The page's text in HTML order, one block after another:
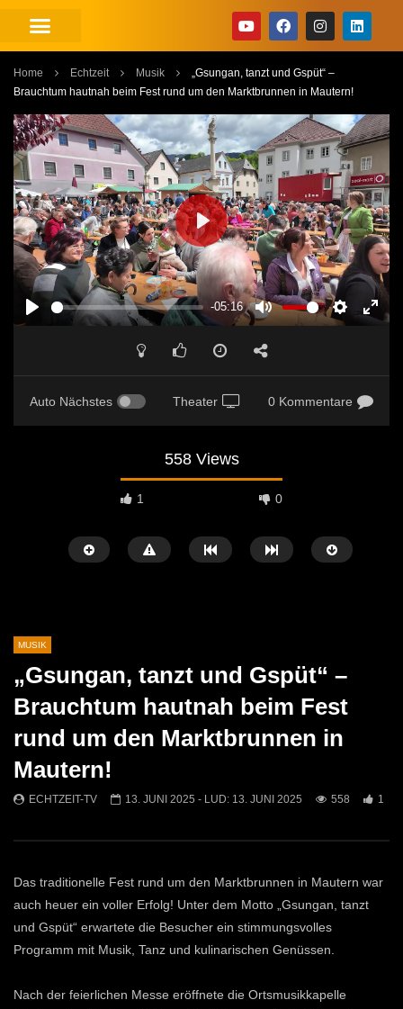
Home Echtzeit Musik
„Gsungan, tanzt und Gspüt“ –
Brauchtum hautnah beim Fest rund um den Marktbrunnen in Mautern!
PLAY
-05:16
MUTE SETTINGS
PLAY
Auto Nächstes Theater 0 Kommentare
558 Views
1 0
Später Ansehen
Jasmin & Louis – Irgendwie, irgendwo,
irgendwann (Nena Cover)
ECHTZEIT-TV
573
0
04:29
Sans Moustache Cover
Rose
MUSIK
„Gsungan, tanzt und Gspüt“ –
Brauchtum hautnah beim Fest
rund um den Marktbrunnen in
Mautern!
ECHTZEIT-TV 13. JUNI 2025 - LUD: 13. JUNI 2025 558 1
Das traditionelle Fest rund um den Marktbrunnen in Mautern war
auch heuer ein voller Erfolg! Unter dem Motto „Gsungan, tanzt
und Gspüt“ erwartete die Besucher ein stimmungsvolles
Programm mit Musik, Tanz und kulinarischen Genüssen.
Nach der feierlichen Messe eröffnete die Ortsmusikkapelle